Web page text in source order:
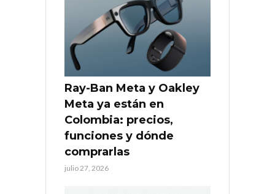
Ray-Ban Meta y Oakley
Meta ya están en
Colombia: precios,
funciones y dónde
comprarlas
julio 27, 2026